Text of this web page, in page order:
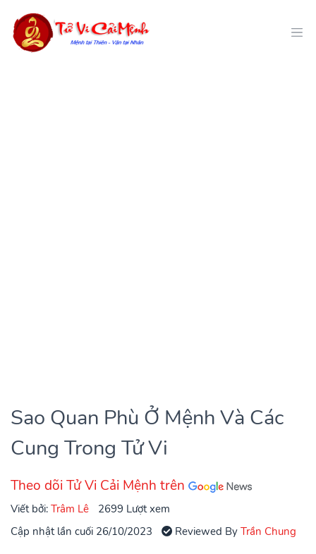
Sao Quan Phù Ở Mệnh Và Các
Cung Trong Tử Vi
Theo dõi Tử Vi Cải Mệnh trên
Viết bởi:Trâm Lê
2699 Lượt xem
Cập nhật lần cuối 26/10/2023
Reviewed ByTrần Chung